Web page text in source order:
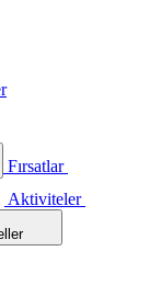
Fırsatlar
Aktiviteler